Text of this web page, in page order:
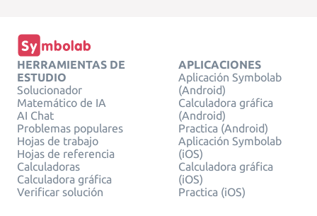
HERRAMIENTAS DE
ESTUDIO
Solucionador
Matemático de IA
AI Chat
Problemas populares
Hojas de trabajo
Hojas de referencia
Calculadoras
Calculadora gráfica
Verificar solución
APLICACIONES
Aplicación Symbolab
(Android)
Calculadora gráfica
(Android)
Practica (Android)
Aplicación Symbolab
(iOS)
Calculadora gráfica
(iOS)
Practica (iOS)